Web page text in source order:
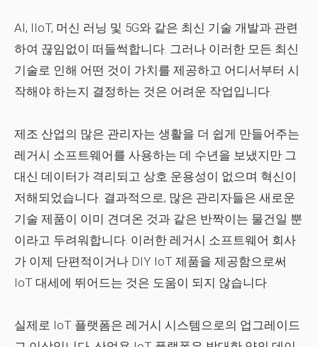
AI, IIoT, 머신 러닝 및 5G와 같은 최신 기술 개발과 관련
하여 끊임없이 떠들썩합니다. 그러나 이러한 모든 최신
기술로 인해 어떤 것이 가치를 제공하고 어디서부터 시
작해야 하는지 결정하는 것은 어려운 작업입니다.
제조 산업의 많은 관리자는 생활을 더 쉽게 만들어주는
레거시 소프트웨어를 사용하는 데 수년을 보냈지만 그
대신 데이터가 격리되고 상호 운용성이 없으며 혁신이
저해되었습니다. 결과적으로, 많은 관리자들은 새로운
기술 제품이 이미 견뎌온 것과 같은 반짝이는 물건일 뿐
이라고 두려워합니다. 이러한 레거시 소프트웨어 회사
가 이제 단편적이거나 DIY IoT 제품을 제공함으로써
IoT 대세에 뛰어드는 것은 도움이 되지 않습니다.
실제로 IoT 플랫폼은 레거시 시스템으로의 업그레이드